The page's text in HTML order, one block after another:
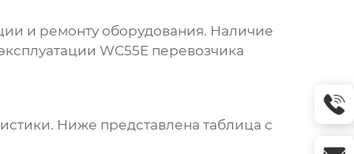
и ремонту оборудования. Наличие
WC55E перевозчика
Ниже представлена таблица с